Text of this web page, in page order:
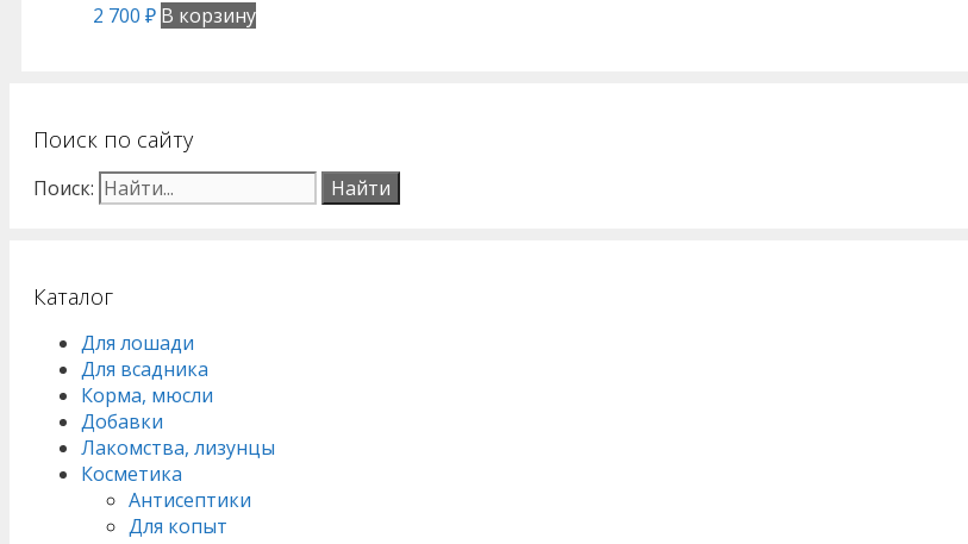
2 700 ₽ В корзину
Поиск по сайту
Поиск:
Каталог
Для лошади
Для всадника
Корма, мюсли
Добавки
Лакомства, лизунцы
Косметика
Антисептики
Для копыт